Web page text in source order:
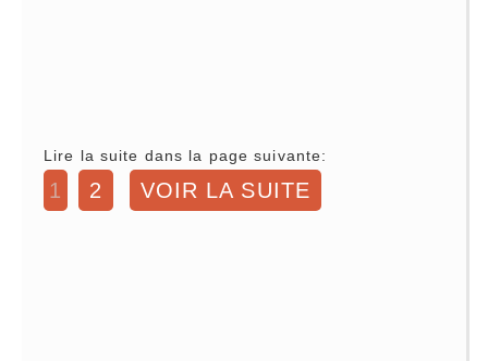
Lire la suite dans la page suivante:
1 2 VOIR LA SUITE